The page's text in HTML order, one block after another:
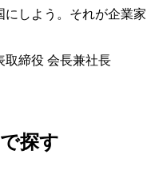
にしよう。それが企業家
締役 会長兼社長
探す